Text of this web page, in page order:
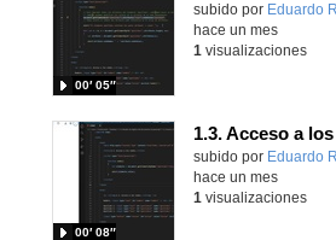
Contenido educativo.
subido por Eduardo R.
00′ 05″
hace un mes
1 visualizaciones
Contenido educativo.
subido por Eduardo R.
00′ 08″
hace un mes
1 visualizaciones